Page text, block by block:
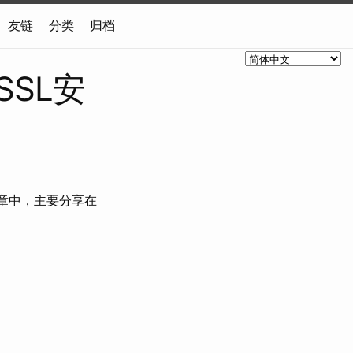
友链 分类 归档
安
中，主要分享在